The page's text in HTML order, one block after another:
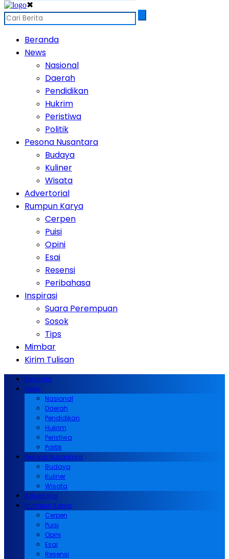
✖
Beranda
News
Nasional
Daerah
Pendidikan
Hukrim
Peristiwa
Politik
Pesona Nusantara
Budaya
Kuliner
Wisata
Advertorial
Rumpun Karya
Cerpen
Puisi
Opini
Esai
Resensi
Peribahasa
Inspirasi
Suara Perempuan
Sosok
Tips
Mimbar
Kirim Tulisan
Beranda
News
Nasional
Daerah
Pendidikan
Hukrim
Peristiwa
Politik
Pesona Nusantara
Budaya
Kuliner
Wisata
Advertorial
Rumpun Karya
Cerpen
Puisi
Opini
Esai
Resensi